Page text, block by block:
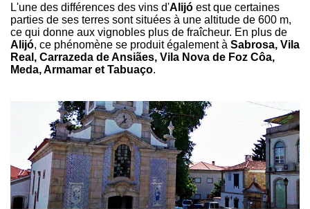
L'une des différences des vins d'Alijó est que certaines
parties de ses terres sont situées à une altitude de 600 m,
ce qui donne aux vignobles plus de fraîcheur. En plus de
Alijó, ce phénomène se produit également à Sabrosa, Vila
Real, Carrazeda de Ansiães, Vila Nova de Foz Côa,
Meda, Armamar et Tabuaço.